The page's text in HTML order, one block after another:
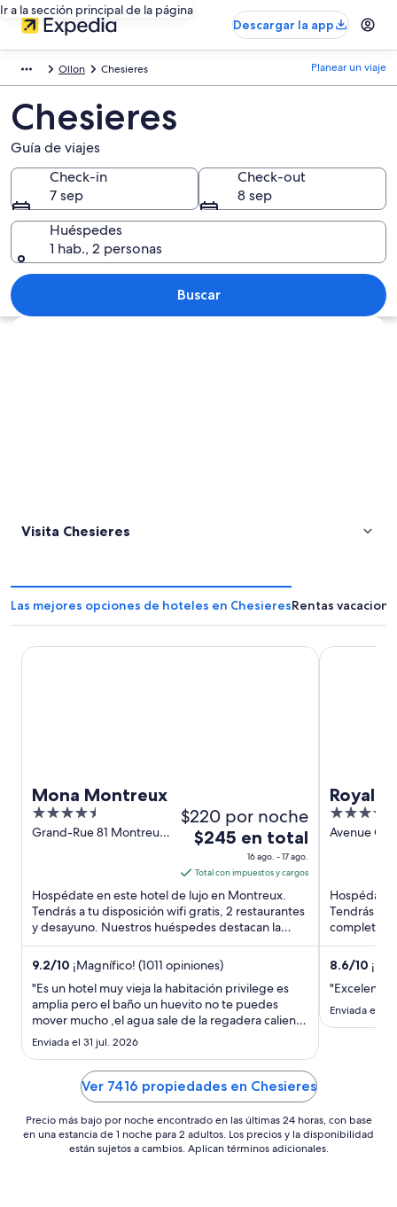
Ir a la sección principal de la página
Descargar la app
Ollon Chesieres Planear un viaje
Chesieres
Guía de viajes
Check-in
7 sep
Check-out
8 sep
Huéspedes
1 hab., 2 personas
Buscar
Explorar mapa
Visita Chesieres
Las mejores opciones de hoteles en ChesieresRentas
Mona Montreux
4.5
out
Grand-Rue 81 Montreux
$220 por noche
El
es
de
$245
en
total
por
noche
del
16
al
17
ago
$245 en total
16 ago. - 17 ago.
Total con impuestos y cargos
Hospédate en este hotel de lujo en Montreux.
Tendrás a tu disposición wifi gratis, 2 restaurantes
y desayuno. Nuestros huéspedes destacan la
atención del personal ...
9.2/10 ¡Magnífico! (1011 opiniones)
"Es un hotel muy vieja la habitación privilege es
amplia pero el baño un huevito no te puedes
mover mucho ,el agua sale de la regadera caliente
y fría sin control , el agua te la venden la tele mini y
nada llega a smarty fatal lo único bueno de ese
hotel es la ubicación"
Enviada el 31 jul. 2026
Mona Montreux
Royal
5
out
Avenue
Hospédate
Tendrás a
completo y
huéspedes
8.6/10
"Excelente
Enviada el
Royal
Ver 7416 propiedades en Chesieres
Precio más bajo por noche encontrado en las últimas 24 horas, con base
en una estancia de 1 noche para 2 adultos. Los precios y la disponibilidad
están sujetos a cambios. Aplican términos adicionales.